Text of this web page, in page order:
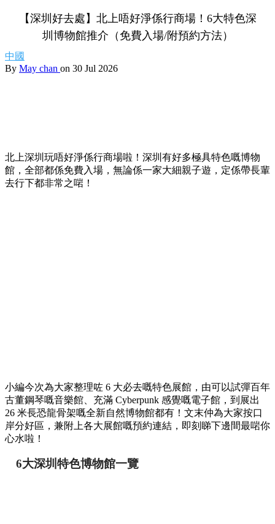
【深圳好去處】北上唔好淨係行商場！6大特色深
圳博物館推介（免費入場/附預約方法）
中國
By May chan on 30 Jul 2026
北上深圳玩唔好淨係行商場啦！深圳有好多極具特色嘅博物
館，全部都係免費入場，無論係一家大細親子遊，定係帶長輩
去行下都非常之啱！
小編今次為大家整理咗 6 大必去嘅特色展館，由可以試彈百年
古董鋼琴嘅音樂館、充滿 Cyberpunk 感覺嘅電子館，到展出
26 米長恐龍骨架嘅全新自然博物館都有！文末仲為大家按口
岸分好區，兼附上各大展館嘅預約連結，即刻睇下邊間最啱你
心水啦！
6大深圳特色博物館一覽